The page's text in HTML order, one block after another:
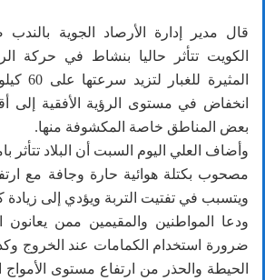
قال مدير إدارة الأرصاد الجوية
الكويت تتأثر حاليا بنشاط في حركة
المثيرة
انخفاض في مستوى الرؤية الأفقية
بعض المناطق خاصة المكشوفة منها.
وأضاف العلي اليوم السبت أن البلاد
مصحوب بكتلة هوائية حارة وجافة مع
ويتسبب في تفتيت التربة ويؤدي إلى زيادة
ودعا المواطنين والمقيمين ممن يعانون
ضرورة استخدام الكمامات عند الخروج
الحيطة والحذر من ارتفاع مستوى الأمواج